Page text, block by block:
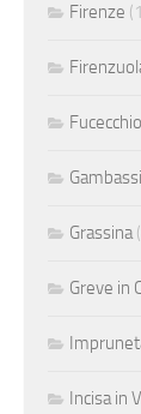
Firenze
Fucecchio
Grassina
Greve in
Incisa in